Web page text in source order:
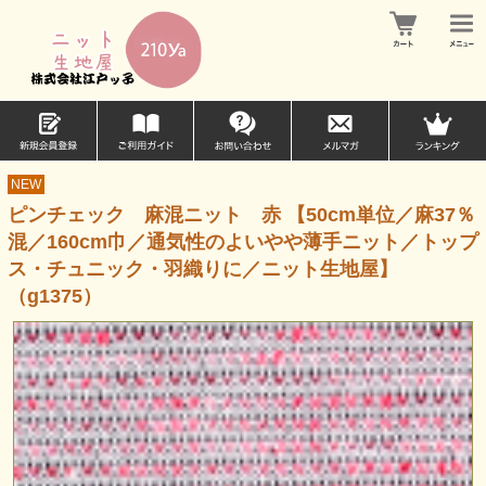
NEW
ピンチェック 麻混ニット 赤 【50cm単位／麻37％
混／160cm巾／通気性のよいやや薄手ニット／トップ
ス・チュニック・羽織りに／ニット生地屋】
（g1375）